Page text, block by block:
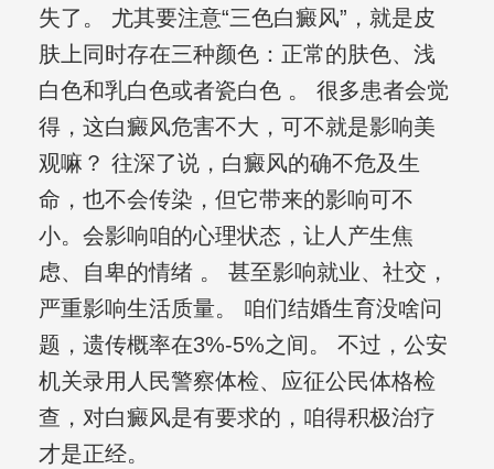
失了。 尤其要注意“三色白癜风”，就是皮
肤上同时存在三种颜色：正常的肤色、浅
白色和乳白色或者瓷白色 。 很多患者会觉
得，这白癜风危害不大，可不就是影响美
观嘛？ 往深了说，白癜风的确不危及生
命，也不会传染，但它带来的影响可不
小。会影响咱的心理状态，让人产生焦
虑、自卑的情绪 。 甚至影响就业、社交，
严重影响生活质量。 咱们结婚生育没啥问
题，遗传概率在3%-5%之间。 不过，公安
机关录用人民警察体检、应征公民体格检
查，对白癜风是有要求的，咱得积极治疗
才是正经。